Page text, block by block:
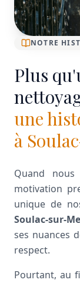
NOTRE
Plus
une
à
Quand nous
motivation
unique de
Soulac-sur-
ses nuances
respect.
Pourtant, au